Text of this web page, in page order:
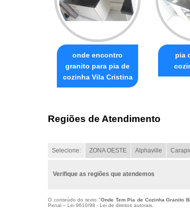
onde encontro
granito para pia de
cozinha Vila Cristina
pia
Regiões de Atendimento
Selecione: ZONA OESTE Alphaville
Verifique as regiões que atendemos
O conteúdo do texto "Onde Tem Pia de Cozinha Granito
Penal – Lei 9610/98 - Lei de direitos autorais